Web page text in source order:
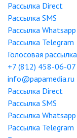
Рассылка Direct
Рассылка SMS
Рассылка Whatsapp
Рассылка Telegram
Голосовая рассылка
+7 (812) 458-06-07
info@papamedia.ru
Рассылка Direct
Рассылка SMS
Рассылка Whatsapp
Рассылка Telegram